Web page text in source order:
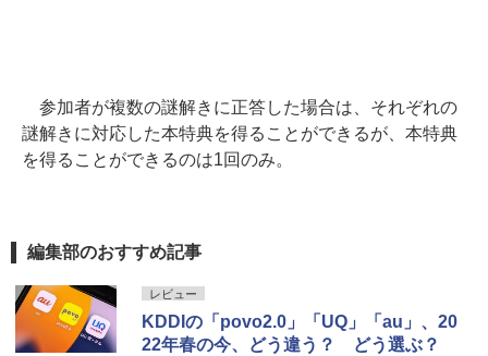
参加者が複数の謎解きに正答した場合は、それぞれの
謎解きに対応した本特典を得ることができるが、本特典
を得ることができるのは1回のみ。
編集部のおすすめ記事
レビュー
KDDIの「povo2.0」「UQ」「au」、20
22年春の今、どう違う？ どう選ぶ？